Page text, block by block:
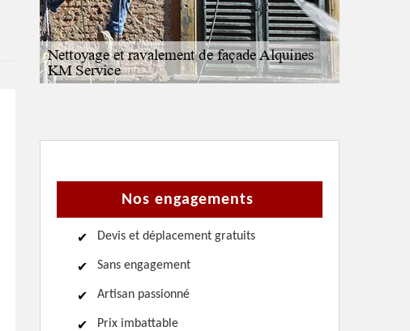
Nos engagements
Devis et déplacement gratuits
Sans engagement
Artisan passionné
Prix imbattable